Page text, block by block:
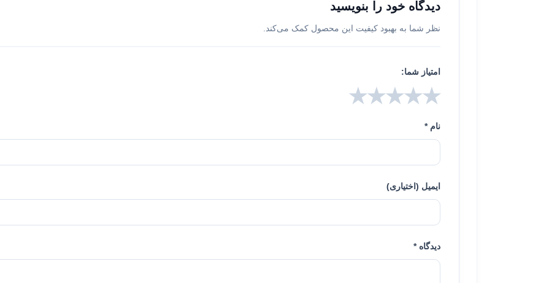
دیدگاه خود را بنویسید
نظر شما به بهبود کیفیت این محصول کمک می‌کند.
امتیاز شما:
★★★★★
نام *
ایمیل (اختیاری)
دیدگاه *